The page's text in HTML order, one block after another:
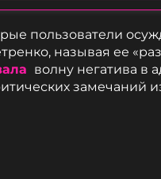
пользователи
называя ее
волну негатива в
замечаний